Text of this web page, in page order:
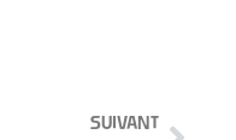
SUIVANT